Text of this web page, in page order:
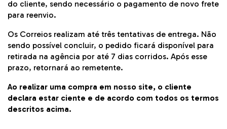
do cliente, sendo necessário o pagamento de novo frete
para reenvio.
Os Correios realizam até três tentativas de entrega. Não
sendo possível concluir, o pedido ficará disponível para
retirada na agência por até 7 dias corridos. Após esse
prazo, retornará ao remetente.
Ao realizar uma compra em nosso site, o cliente
declara estar ciente e de acordo com todos os termos
descritos acima.